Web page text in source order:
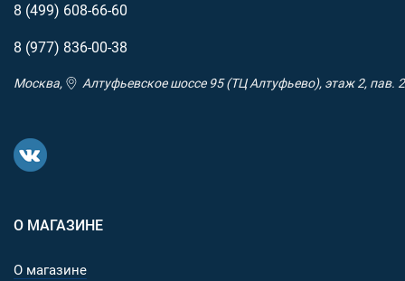
8 (499) 608-66-60
8 (977) 836-00-38
Москва, Алтуфьевское шоссе 95 (ТЦ Алтуфьево), этаж 2, пав. 2
О МАГАЗИНЕ
О магазине